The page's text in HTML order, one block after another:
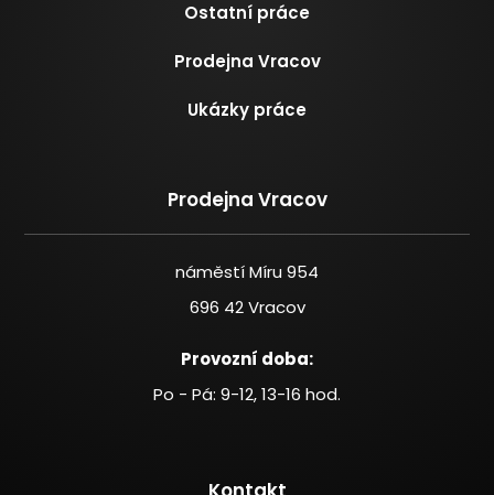
Ostatní práce
Prodejna Vracov
Ukázky práce
Prodejna Vracov
náměstí Míru 954
696 42 Vracov
Provozní doba:
Po - Pá: 9-12, 13-16 hod.